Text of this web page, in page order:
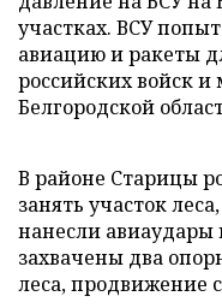
участках. ВСУ
авиацию и ракеты
российских войск
Белгородской
В районе Старицы
занять участок
нанесли
захвачены два
леса, продвижение